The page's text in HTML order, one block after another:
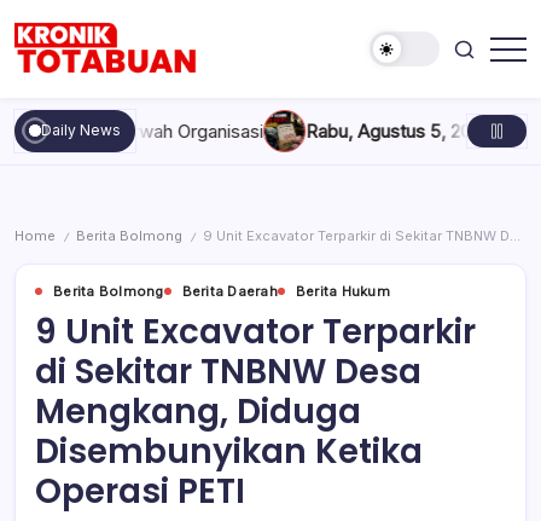
content
Totabuan
hari
ini
Kronik
Daily News
Marwah Organisasi Rabu, Agustus 5, 2026 , 11:44 AM
Home / Berita Bolmong / 9 Unit Excavator Terparkir di Sekitar TNBNW Desa Mengkang, Diduga Disembunyikan Ketika Operasi PETI
Berita Bolmong Berita Daerah Berita Hukum
9 Unit Excavator Terparkir
di Sekitar TNBNW Desa
Mengkang, Diduga
Disembunyikan Ketika
Operasi PETI